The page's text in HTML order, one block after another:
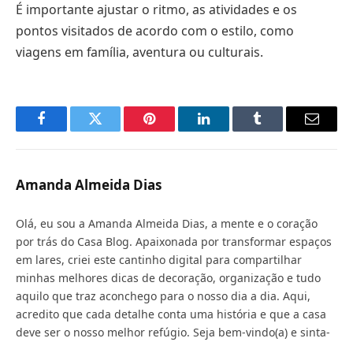
É importante ajustar o ritmo, as atividades e os
pontos visitados de acordo com o estilo, como
viagens em família, aventura ou culturais.
FacebookTwitter Pinterest LinkedInTumblr Email
Amanda Almeida Dias
Olá, eu sou a Amanda Almeida Dias, a mente e o coração
por trás do Casa Blog. Apaixonada por transformar espaços
em lares, criei este cantinho digital para compartilhar
minhas melhores dicas de decoração, organização e tudo
aquilo que traz aconchego para o nosso dia a dia. Aqui,
acredito que cada detalhe conta uma história e que a casa
deve ser o nosso melhor refúgio. Seja bem-vindo(a) e sinta-